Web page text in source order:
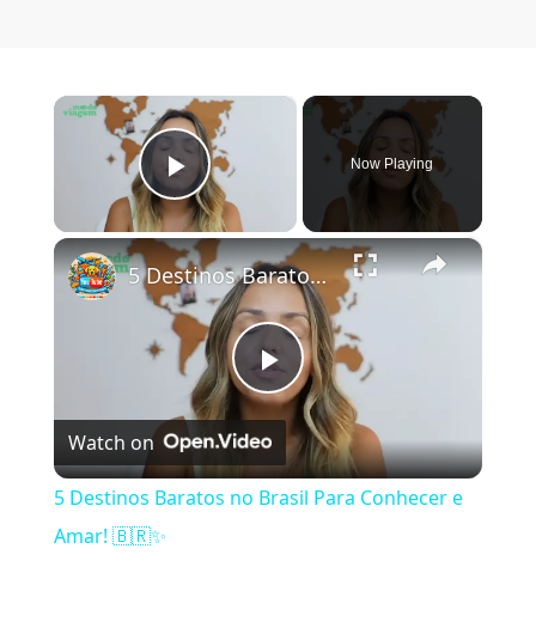
×
Play Video
Now Playing
×
Play Video
5 Destinos Baratos no Brasil Para Conhecer e Amar! 🇧🇷✨
Watch on
5 Destinos Baratos no Brasil Para Conhecer e
Amar! 🇧🇷✨